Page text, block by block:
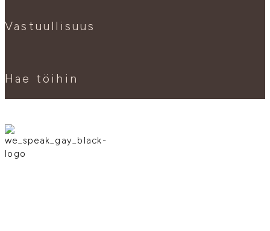
Vastuullisuus
Hae töihin